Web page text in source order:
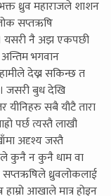
ध्रुव महाराजले शाशन
सप्तऋषि
यसरी नै अझ एकपछी
भगवान
देख्न सकिन्छ त
जसरी बुध देखि
सबै यौटै तारा
पर्छ त्यस्तै लाखौ
अदृश्य जस्तै
कुनै न कुनै धाम वा
सप्तऋषिले ध्रुवलोकलाई
आखाले मात्र होइन